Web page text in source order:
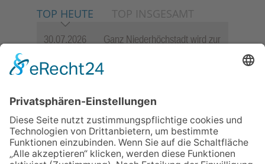
TOP HEUTE TOP INSGESAMT
30.07.2026
Ganz Niederhöchstadt wird zur
23.07.2026
Zwischen Fachwerk, Wein und
lädt wieder zum Weinfest ein
Stadiontour kommt nach
Frankfurt
06.08.2026
Jugendchor Hochtaunus